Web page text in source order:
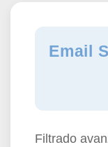
Email
Filtrado